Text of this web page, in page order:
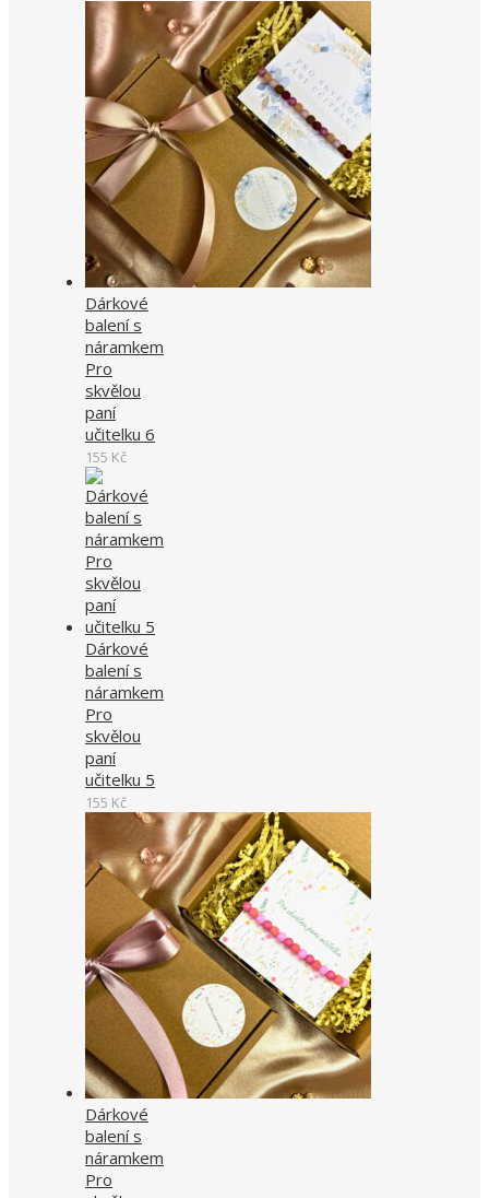
Dárkové
balení s
náramkem
Pro
skvělou
paní
učitelku 6
155 Kč
Dárkové
balení s
náramkem
Pro
skvělou
paní
učitelku 5
155 Kč
Dárkové
balení s
náramkem
Pro